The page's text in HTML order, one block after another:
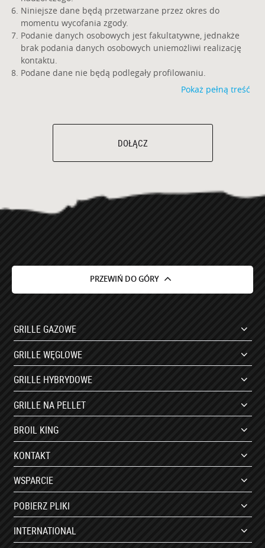
Niniejsze dane będą przetwarzane przez okres do
momentu wycofania zgody.
Podanie danych osobowych jest fakultatywne, jednakże
brak podania danych osobowych uniemożliwi realizację
kontaktu.
Podane dane nie będą podlegały profilowaniu.
Pokaż pełną treść
DOŁĄCZ
PRZEWIŃ DO GÓRY
GRILLE GAZOWE
GRILLE WĘGLOWE
GRILLE HYBRYDOWE
GRILLE NA PELLET
BROIL KING
KONTAKT
WSPARCIE
POBIERZ PLIKI
INTERNATIONAL